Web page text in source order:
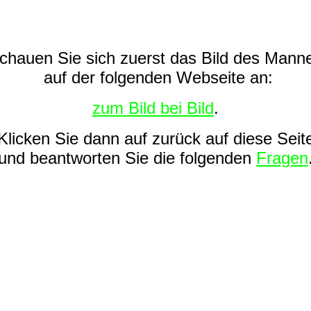
Sie sich zuerst das Bild des
auf der folgenden Webseite an:
zum Bild bei Bild.
Sie dann auf zurück auf diese
beantworten Sie die folgenden Fragen.